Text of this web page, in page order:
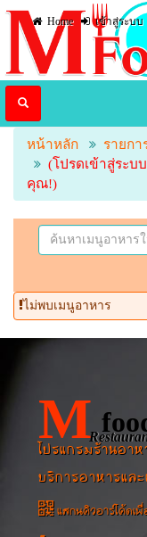
Home เข้าสู่ระบบ
หน้าหลัก
รายกา
(โปรดเข้าสู่ระบ
คุณ!)
ไม่พบเมนูอาหาร
M
โปรแกรมร้านอา
บริการอาหารแล
แสกนคิวอาร์โค้ดเ